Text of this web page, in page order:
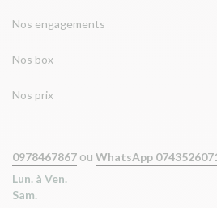
Nos engagements
Nos box
Nos prix
0978467867 ou WhatsApp
Lun. à Ven.
Sam.